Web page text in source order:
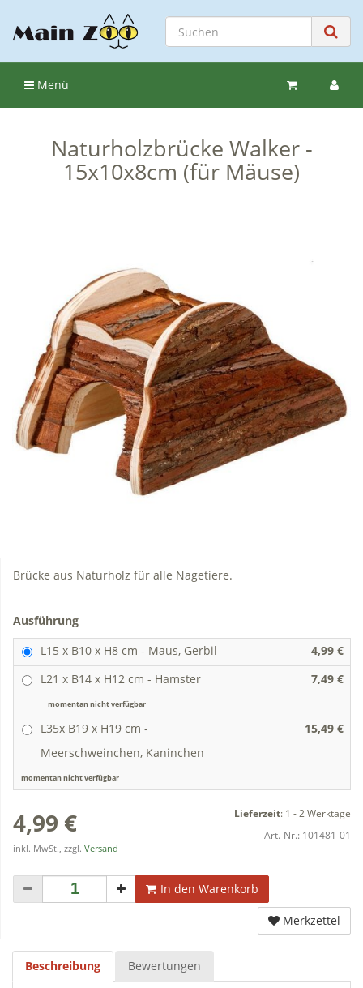
Menü
Naturholzbrücke Walker -
15x10x8cm (für Mäuse)
Brücke aus Naturholz für alle Nagetiere.
Ausführung
L15 x B10 x H8 cm - Maus, Gerbil
4,99 €
L21 x B14 x H12 cm - Hamster
7,49 €
momentan nicht verfügbar
L35x B19 x H19 cm -
Meerschweinchen, Kaninchen
15,49 €
momentan nicht verfügbar
4,99 €
inkl. MwSt., zzgl. Versand
Lieferzeit: 1 - 2 Werktage
Art.-Nr.: 101481-01
In den Warenkorb
Merkzettel
Beschreibung Bewertungen